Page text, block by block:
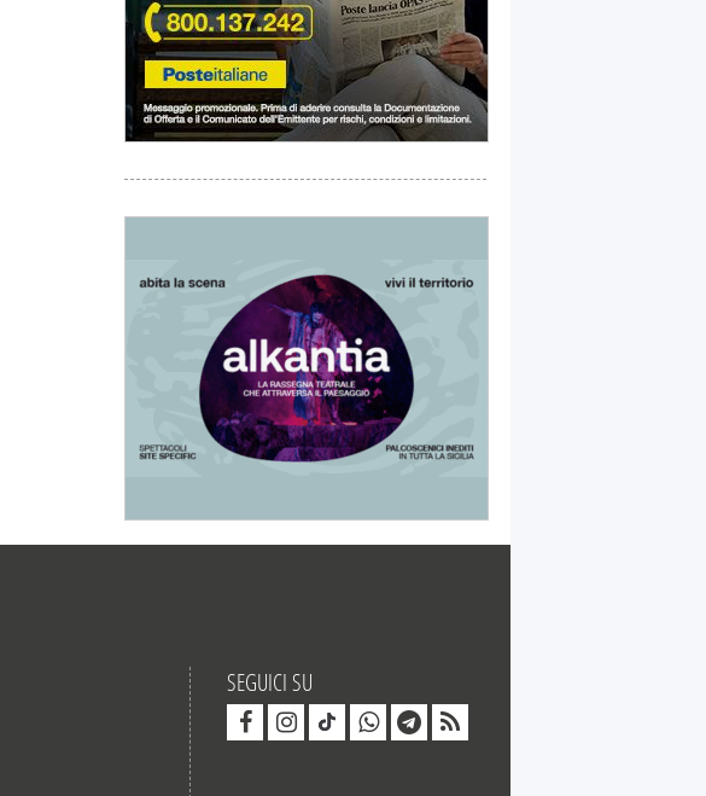
SEGUICI SU